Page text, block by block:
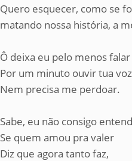
Quero esquecer, como se
matando nossa história, a
Ô deixa eu pelo menos falar
Por um minuto ouvir tua
Nem precisa me perdoar.
Sabe, eu não consigo
Se quem amou pra valer
Diz que agora tanto faz,